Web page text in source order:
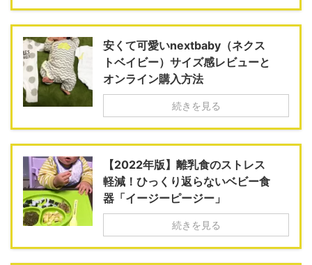
安くて可愛いnextbaby（ネクス
トベイビー）サイズ感レビューと
オンライン購入方法
続きを見る
【2022年版】離乳食のストレス
軽減！ひっくり返らないベビー食
器「イージーピージー」
続きを見る